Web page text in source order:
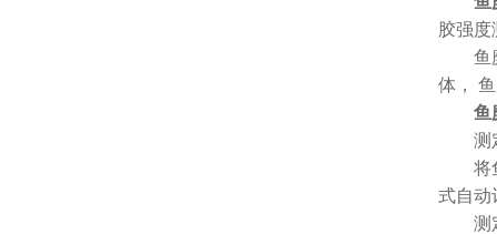
胶强度
鱼糜
体，
鱼
测
将鱼
式自动
测定